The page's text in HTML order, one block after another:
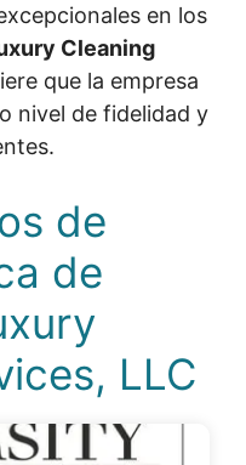
en los
Cleaning
que la empresa
nivel de fidelidad y
de
de
LLC